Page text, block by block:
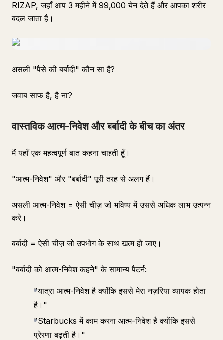
RIZAP, जहाँ आप 3 महीने में 99,000 येन देते हैं और आपका शरीर
बदल जाता है।
असली "पैसे की बर्बादी" कौन सा है?
जवाब साफ है, है ना?
वास्तविक आत्म-निवेश और बर्बादी के बीच का अंतर
मैं यहाँ एक महत्वपूर्ण बात कहना चाहती हूँ।
"आत्म-निवेश" और "बर्बादी" पूरी तरह से अलग हैं।
असली आत्म-निवेश = ऐसी चीज़ जो भविष्य में उससे अधिक लाभ उत्पन्न
करे।
बर्बादी = ऐसी चीज़ जो उपभोग के साथ खत्म हो जाए।
"बर्बादी को आत्म-निवेश कहने" के सामान्य पैटर्न:
"यात्रा आत्म-निवेश है क्योंकि इससे मेरा नज़रिया व्यापक होता
है।"
"Starbucks में काम करना आत्म-निवेश है क्योंकि इससे
प्रेरणा बढ़ती है।"